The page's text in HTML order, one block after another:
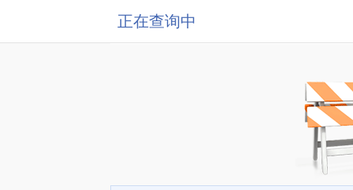
正在查询中